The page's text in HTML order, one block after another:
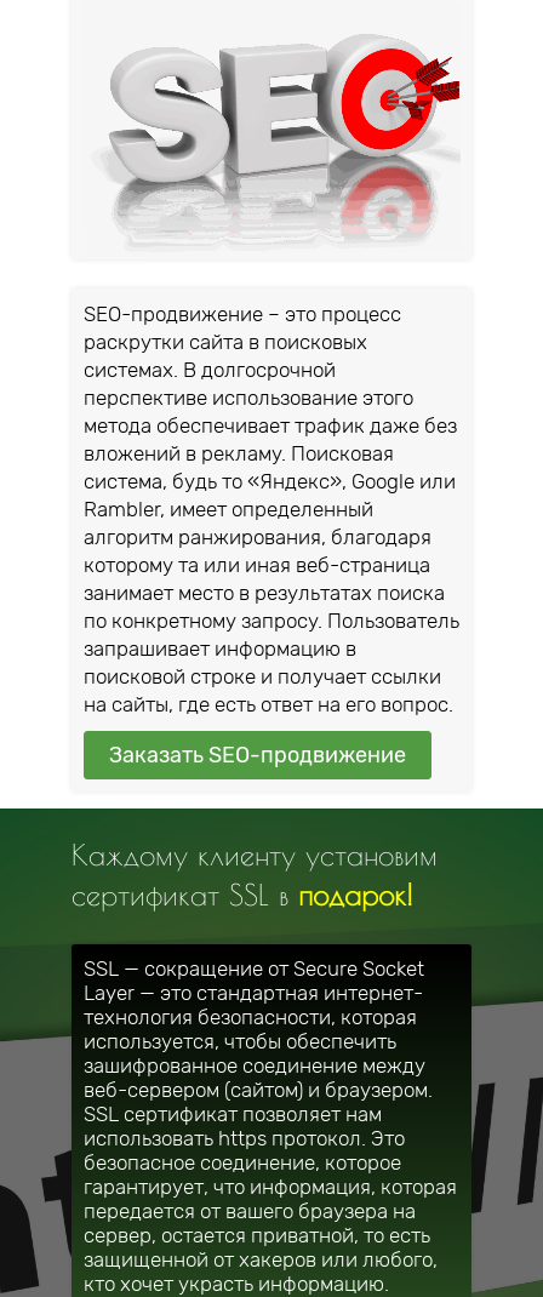
SEO-продвижение – это процесс
раскрутки сайта в поисковых
системах. В долгосрочной
перспективе использование этого
метода обеспечивает трафик даже без
вложений в рекламу. Поисковая
система, будь то «Яндекс», Google или
Rambler, имеет определенный
алгоритм ранжирования, благодаря
которому та или иная веб-страница
занимает место в результатах поиска
по конкретному запросу. Пользователь
запрашивает информацию в
поисковой строке и получает ссылки
на сайты, где есть ответ на его вопрос.
Заказать SEO-продвижение
Каждому клиенту установим
сертификат SSL в подарок!
SSL — сокращение от Secure Socket
Layer — это стандартная интернет-
технология безопасности, которая
используется, чтобы обеспечить
зашифрованное соединение между
веб-сервером (сайтом) и браузером.
SSL сертификат позволяет нам
использовать https протокол. Это
безопасное соединение, которое
гарантирует, что информация, которая
передается от вашего браузера на
сервер, остается приватной, то есть
защищенной от хакеров или любого,
кто хочет украсть информацию.